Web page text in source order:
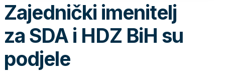
Zajednički imenitelj
za SDA i HDZ BiH su
podjele